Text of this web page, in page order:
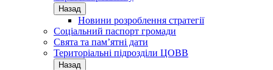
Назад
Новини розроблення стратегії
Соціальний паспорт громади
Свята та пам’ятні дати
Територіальні підрозділи ЦОВВ
Назад